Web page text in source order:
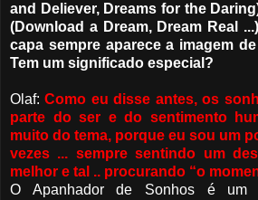
and Deliever, Dreams for the
(Download a Dream, Dream Real
capa sempre aparece a imagem
Tem um significado especial?
Olaf:Como eu disse antes, os
parte do ser e do sentimento
muito do tema, porque eu sou um
vezes ... sempre sentindo um
melhor e tal .. procurando “o
O Apanhador de Sonhos é um